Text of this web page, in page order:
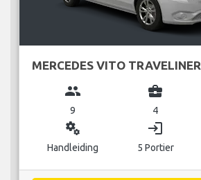
MERCEDES VITO TRAVELINER
group
9
business_center
4
miscellaneous_services
Handleiding
login
5 Portier